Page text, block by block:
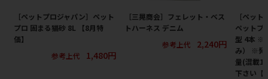
［ペットプロジャパン］ペット
プロ 固まる猫砂 8L 【8月特
価】
参考上代
1,480円
［三晃商会］フェレット・ベス
トハーネス デニム
参考上代
2,240円
［ペッ
ペットプ
型 4本 ※
み） ※発
量(混載
下さい【